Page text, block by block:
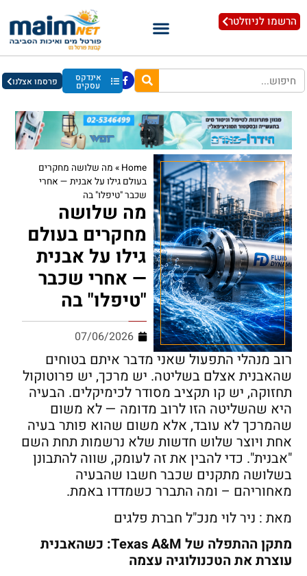
הרשמו לניוזלטר
אינדקס
עסקים פרסמו אצלנו
Home
» מה שלושה מחקרים
בעולם גילו על אבנית — אחרי
שכבר "טיפלו" בה
מה שלושה
מחקרים בעולם
גילו על אבנית
— אחרי שכבר
"טיפלו" בה
07/06/2026
רוב מנהלי התפעול שאני מדבר איתם בטוחים
שהאבנית אצלם בשליטה. יש מרכך, יש פרוטוקול
תחזוקה, יש קו תקציב מסודר לכימיקלים. הבעיה
היא שהשליטה הזו לרוב מדומה — לא משום
שהמרכך לא עובד, אלא משום שהוא פותר בעיה
אחת ויוצר שלוש חדשות שלא נרשמות תחת השם
"אבנית". כדי להבין את זה לעומק, שווה להתבונן
בשלושה מתקנים שכבר חשבו שהבעיה
מאחוריהם – ומה התברר כשמדדו באמת.
מאת : ניר לוי מנכ"ל חברת פלגים
מתקן ההתפלה שלTexas A&M:
כשהאבנית
עוצרת את הטכנולוגיה עצמה